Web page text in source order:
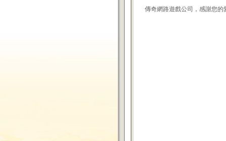
傳奇網路遊戲公司，感謝您的